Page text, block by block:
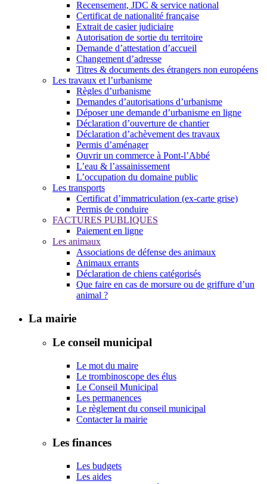
Recensement, JDC & service national
Certificat de nationalité française
Extrait de casier judiciaire
Autorisation de sortie du territoire
Demande d’attestation d’accueil
Changement d’adresse
Titres & documents des étrangers non européens
Les travaux et l’urbanisme
Règles d’urbanisme
Demandes d’autorisations d’urbanisme
Déposer une demande d’urbanisme en ligne
Déclaration d’ouverture de chantier
Déclaration d’achèvement des travaux
Permis d’aménager
Ouvrir un commerce à Pont-l’Abbé
L’eau & l’assainissement
L’occupation du domaine public
Les transports
Certificat d’immatriculation (ex-carte grise)
Permis de conduire
FACTURES PUBLIQUES
Paiement en ligne
Les animaux
Associations de défense des animaux
Animaux errants
Déclaration de chiens catégorisés
Que faire en cas de morsure ou de griffure d’un
animal ?
La mairie
Le conseil municipal
Le mot du maire
Le trombinoscope des élus
Le Conseil Municipal
Les permanences
Le règlement du conseil municipal
Contacter la mairie
Les finances
Les budgets
Les aides